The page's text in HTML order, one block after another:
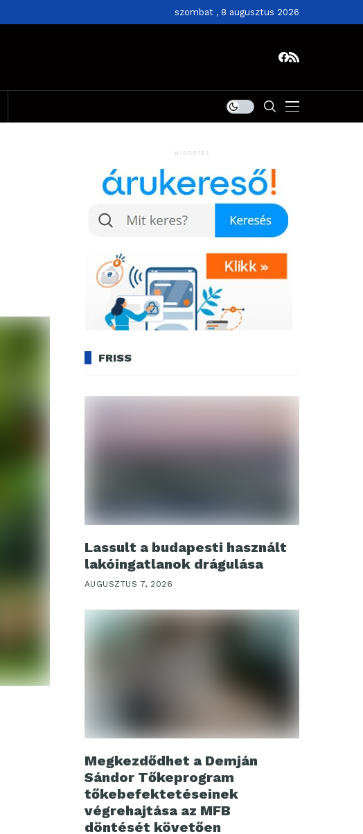
szombat , 8 augusztus 2026
HIRDETÉS
FRISS
Lassult a budapesti használt
lakóingatlanok drágulása
AUGUSZTUS 7, 2026
Megkezdődhet a Demján
Sándor Tőkeprogram
tőkebefektetéseinek
végrehajtása az MFB
döntését követően